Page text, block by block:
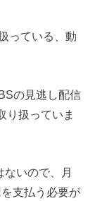
っている、動
の見逃し配信
り扱っていま
いので、月
支払う必要が